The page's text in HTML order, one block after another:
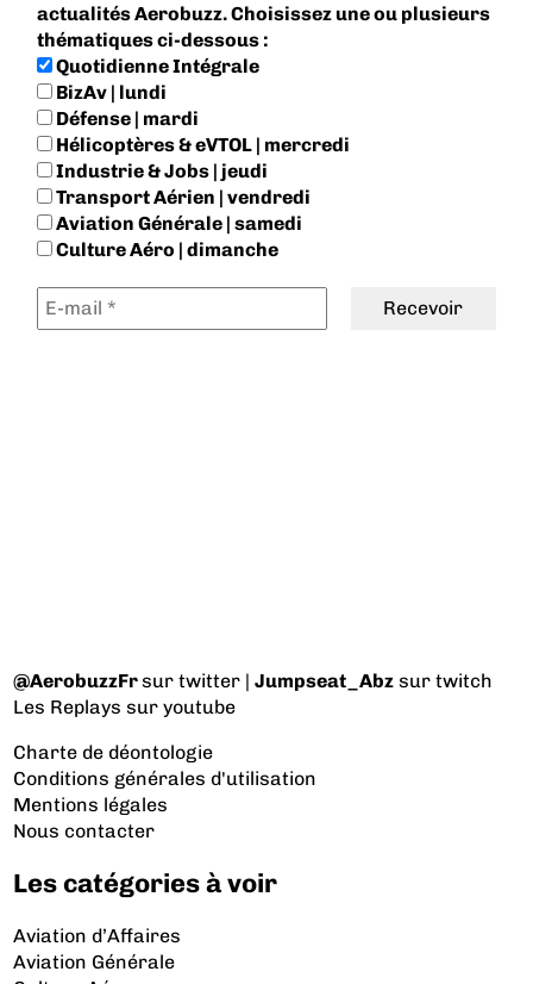
actualités Aerobuzz. Choisissez une ou plusieurs
thématiques ci-dessous :
Quotidienne Intégrale
BizAv | lundi
Défense | mardi
Hélicoptères & eVTOL | mercredi
Industrie & Jobs | jeudi
Transport Aérien | vendredi
Aviation Générale | samedi
Culture Aéro | dimanche
@AerobuzzFrsur twitter |Jumpseat_Abz sur twitch
Les Replays sur youtube
Charte de déontologie
Conditions générales d'utilisation
Mentions légales
Nous contacter
Les catégories à voir
Aviation d’Affaires
Aviation Générale